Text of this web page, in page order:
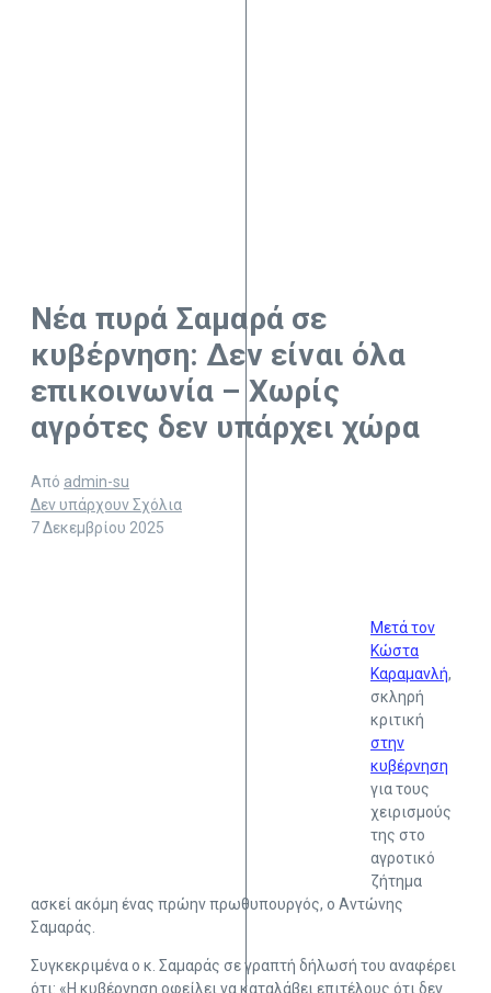
Νέα πυρά Σαμαρά σε
κυβέρνηση: Δεν είναι όλα
επικοινωνία – Χωρίς
αγρότες δεν υπάρχει χώρα
Από admin-su
Δεν υπάρχουν Σχόλια
7 Δεκεμβρίου 2025
Μετά τον
Κώστα
Καραμανλή,
σκληρή
κριτική
στην
κυβέρνηση
για τους
χειρισμούς
της στο
αγροτικό
ζήτημα
ασκεί ακόμη ένας πρώην πρωθυπουργός, ο Αντώνης
Σαμαράς.
Συγκεκριμένα ο κ. Σαμαράς σε γραπτή δήλωσή του αναφέρει
ότι: «Η κυβέρνηση οφείλει να καταλάβει επιτέλους ότι δεν